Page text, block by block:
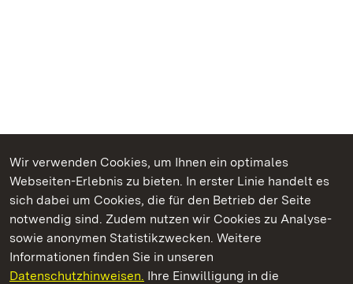
Wir verwenden Cookies, um Ihnen ein optimales
Webseiten-Erlebnis zu bieten. In erster Linie handelt es
sich dabei um Cookies, die für den Betrieb der Seite
notwendig sind. Zudem nutzen wir Cookies zu Analyse-
sowie anonymen Statistikzwecken. Weitere
Informationen finden Sie in unseren
Datenschutzhinweisen. Ihre Einwilligung in die
Kommen. Staunen. Genießen.
Residenzschloss Rastatt